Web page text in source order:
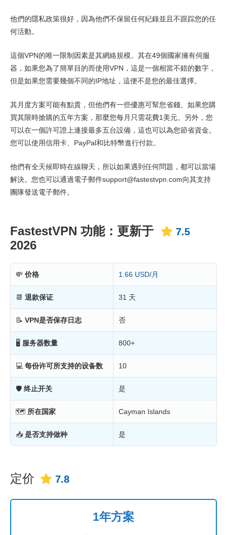
他們的隱私政策很好，因為他們不保留任何紀錄並且不跟踪您的任
何活動。
這個VPN的唯一限制因素是其網絡規模。其在49個國家擁有伺服
器，如果您為了簡單目的而使用VPN，這是一個相當不錯的數字，
但是如果您需要幾個不同的IP地址，這便不是您的最佳選擇。
其月度方案可能有點貴，但他們有一些優惠可幫您省錢。如果您購
買其限時搶購的五年方案，那麼您每月只需花費1美元。另外，您
可以在一個許可證上連接最多五台設備，這也可以為您節省資金。
您可以使用信用卡、PayPal和比特幣進行付款。
他們有全天候即時在線聊天，所以如果遇到任何問題，都可以當場
解決。您也可以通過電子郵件support@fastestvpn.com向其支持
團隊發送電子郵件。
FastestVPN 功能：更新于
2026
7.5
💸 价格 1.66 USD/月
📆 退款保证 31 天
📝 VPN是否保存日志 否
🖥 服务器数量 800+
💻 每份许可所支持的设备数 10
🛡 终止开关 是
🗺 所在国家 Cayman Islands
📥 是否支持做种 是
定价 7.8
1年方案